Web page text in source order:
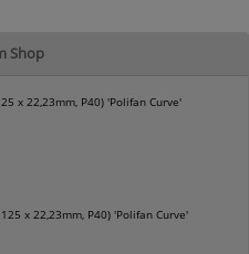
Shop
x 22,23mm, P40) 'Polifan Curve'
x 22,23mm, P40) 'Polifan Curve'